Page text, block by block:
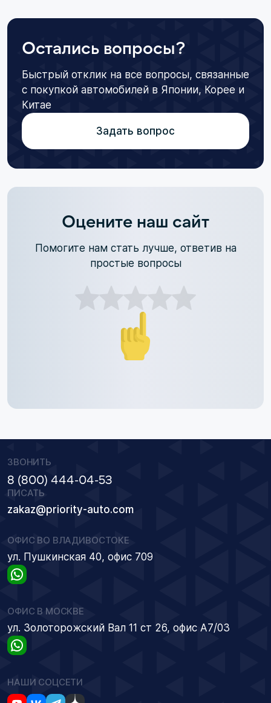
Остались вопросы?
Быстрый отклик на все вопросы, связанные
с покупкой автомобилей в Японии, Корее и
Китае
Задать вопрос
Оцените наш сайт
Помогите нам стать лучше, ответив на
простые вопросы
ЗВОНИТЬ
8 (800) 444-04-53
ПИСАТЬ
zakaz@priority-auto.com
ОФИС ВО ВЛАДИВОСТОКЕ
ул. Пушкинская 40, офис 709
ОФИС В МОСКВЕ
ул. Золоторожский Вал 11 ст 26, офис А7/03
НАШИ СОЦСЕТИ